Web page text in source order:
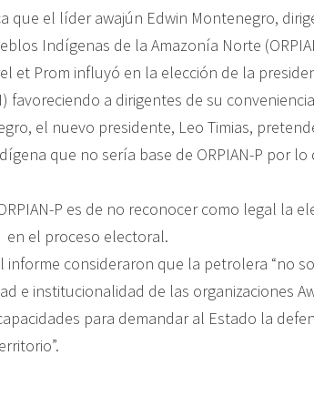
que el líder awajún Edwin Montenegro,
Indígenas de la Amazonía Norte
et Prom influyó en la elección de la
favoreciendo a dirigentes de su
el nuevo presidente, Leo Timias,
que no sería base de ORPIAN-P por
P es de no reconocer como legal la
en el proceso electoral.
informe consideraron que la petrolera “no
e institucionalidad de las organizaciones
para demandar al Estado la